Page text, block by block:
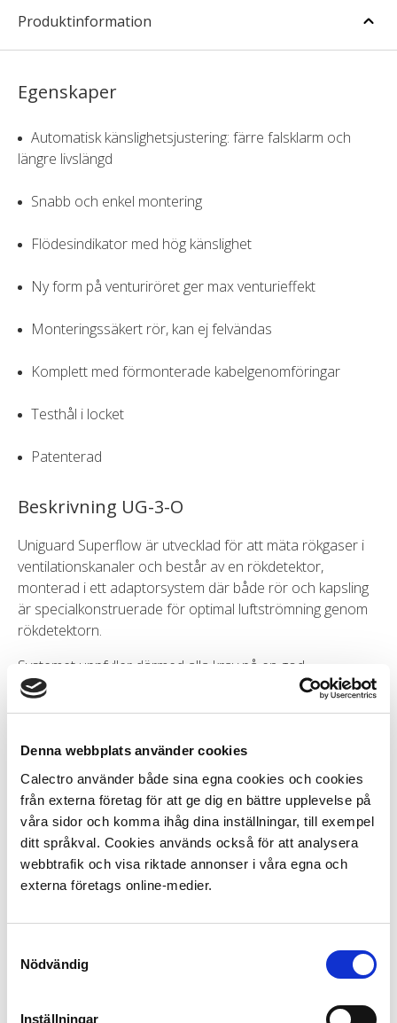
Denna webbplats använder cookies
Calectro använder både sina egna cookies och cookies
från externa företag för att ge dig en bättre upplevelse på
våra sidor och komma ihåg dina inställningar, till exempel
ditt språkval. Cookies används också för att analysera
webbtrafik och visa riktade annonser i våra egna och
externa företags online-medier.
Nödvändig
Inställningar
Produktinformation
Beskrivning UG-3-O
Uniguard Superflow är utvecklad för att mäta rökgaser i
ventilationskanaler och består av en rökdetektor,
monterad i ett adaptorsystem där både rör och kapsling
är specialkonstruerade för optimal luftströmning genom
rökdetektorn.
Systemet uppfyller därmed alla krav på en god
brandsäkerhet vid lufthastigheter mellan 0,2 m/s och 20
m/s.
För rökdetektering vid avstängt aggregat med begränsat
användas.
Uniguard används tillsammans med en kontrollenhet (t ex
ABAV-S3) till styrning av brandspjäll och fläktar, akustiska
och/ eller optiska larm mm.
lätt att byta.
UG-3-O har en intelligent övervakningskrets som
kontinuerligt kontrollerar och justerar känsligheten för
Egenskaper
Automatisk känslighetsjustering: färre falsklarm och
längre livslängd
Snabb och enkel montering
Flödesindikator med hög känslighet
Ny form på venturiröret ger max venturieffekt
Monteringssäkert rör, kan ej felvändas
Komplett med förmonterade kabelgenomföringar
Testhål i locket
Patenterad